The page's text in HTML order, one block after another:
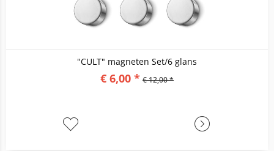
"CULT" magneten Set/6 glans
€ 6,00 * € 12,00 *